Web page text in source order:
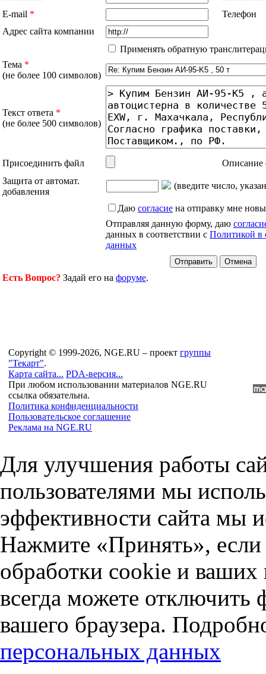
E-mail *
Телефон
Адрес сайта компании
Применять обратную
Тема *
(не более 100 символов)
Текст ответа *
(не более 500 символов)
Присоединить файл
Описание
Защита от автомат.
добавления
(введите число,
Даю согласие на отправку мне
Отправляя данную форму, даю
данных в соответствии с Политикой в
данных
Есть Вопрос? Задай его на форуме.
Copyright © 1999-2026, NGE.RU – проект группы
"Текарт".
Карта сайта... PDA-версия...
При любом использовании материалов NGE.RU
ссылка обязательна.
Политика конфиденциальности
Пользовательское соглашение
Реклама на NGE.RU
Для улучшения работы
пользователями мы
эффективности сайта мы
Нажмите «Принять», если
обработки cookie и
всегда можете отключить
вашего браузера.
персональных данных